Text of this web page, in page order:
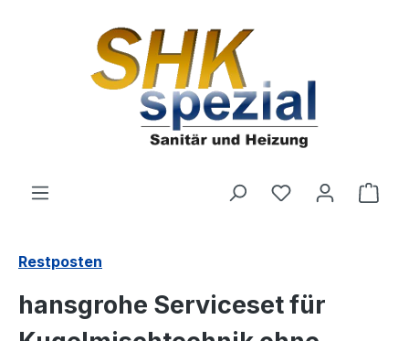
Du hast 0
Restposten
hansgrohe Serviceset für